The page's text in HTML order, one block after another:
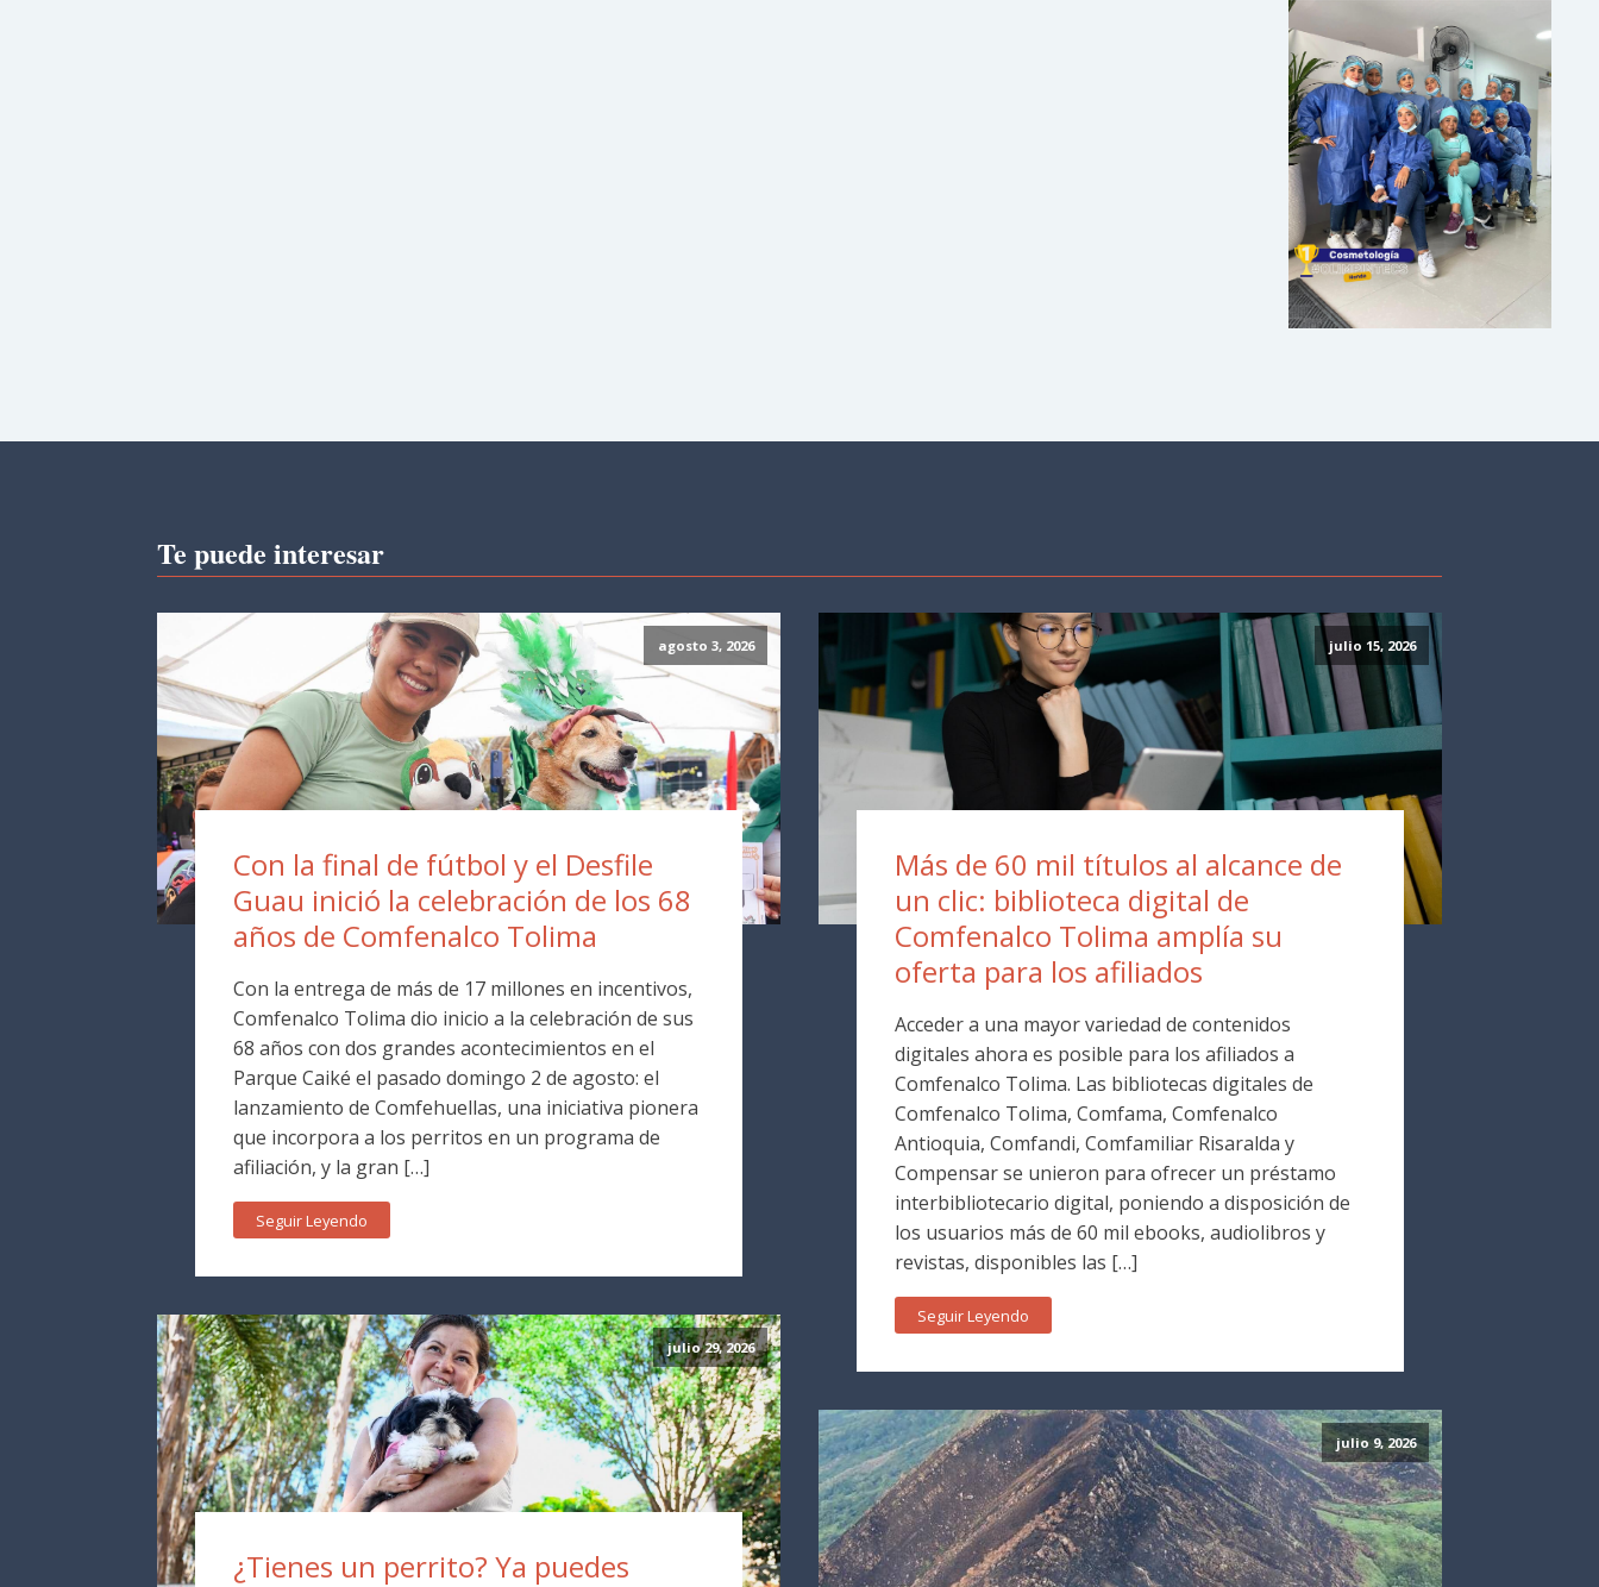
Te puede interesar
agosto 3, 2026
Con la final de fútbol y el Desfile
Guau inició la celebración de los 68
años de Comfenalco Tolima
Con la entrega de más de 17 millones en incentivos,
Comfenalco Tolima dio inicio a la celebración de sus
68 años con dos grandes acontecimientos en el
Parque Caiké el pasado domingo 2 de agosto: el
lanzamiento de Comfehuellas, una iniciativa pionera
que incorpora a los perritos en un programa de
afiliación, y la gran […]
Seguir Leyendo
julio 29, 2026
¿Tienes un perrito? Ya puedes
julio 15, 2026
Más de 60 mil títulos al alcance de
un clic: biblioteca digital de
Comfenalco Tolima amplía su
oferta para los afiliados
Acceder a una mayor variedad de contenidos
digitales ahora es posible para los afiliados a
Comfenalco Tolima. Las bibliotecas digitales de
Comfenalco Tolima, Comfama, Comfenalco
Antioquia, Comfandi, Comfamiliar Risaralda y
Compensar se unieron para ofrecer un préstamo
interbibliotecario digital, poniendo a disposición de
los usuarios más de 60 mil ebooks, audiolibros y
revistas, disponibles las […]
Seguir Leyendo
julio 9, 2026